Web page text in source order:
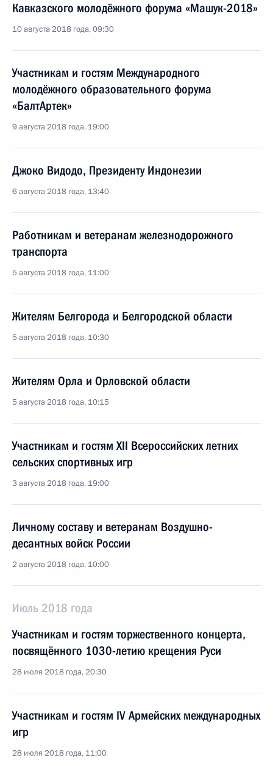
Кавказского молодёжного форума «Машук-2018»
10 августа 2018 года, 09:30
Участникам и гостям Международного
молодёжного образовательного форума
«БалтАртек»
9 августа 2018 года, 19:00
Джоко Видодо, Президенту Индонезии
6 августа 2018 года, 13:40
Работникам и ветеранам железнодорожного
транспорта
5 августа 2018 года, 11:00
Жителям Белгорода и Белгородской области
5 августа 2018 года, 10:30
Жителям Орла и Орловской области
5 августа 2018 года, 10:15
Участникам и гостям XII Всероссийских летних
сельских спортивных игр
3 августа 2018 года, 19:00
Личному составу и ветеранам Воздушно-
десантных войск России
2 августа 2018 года, 10:00
Июль 2018 года
Участникам и гостям торжественного концерта,
посвящённого 1030-летию крещения Руси
28 июля 2018 года, 20:30
Участникам и гостям IV Армейских международных
игр
28 июля 2018 года, 11:00